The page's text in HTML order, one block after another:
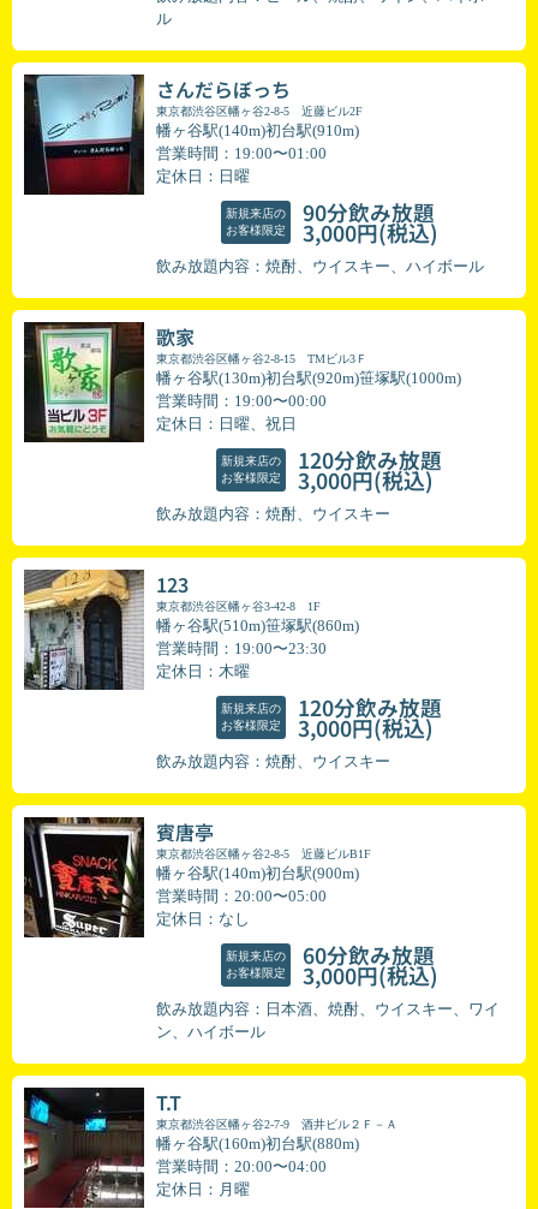
ル
さんだらぼっち
東京都渋谷区幡ヶ谷2-8-5 近藤ビル2F
幡ヶ谷駅(140m)初台駅(910m)
営業時間：19:00〜01:00
定休日：日曜
新規来店の
お客様限定
90分飲み放題
3,000円(税込)
飲み放題内容：焼酎、ウイスキー、ハイボール
歌家
東京都渋谷区幡ヶ谷2-8-15 TMビル3Ｆ
幡ヶ谷駅(130m)初台駅(920m)笹塚駅(1000m)
営業時間：19:00〜00:00
定休日：日曜、祝日
新規来店の
お客様限定
120分飲み放題
3,000円(税込)
飲み放題内容：焼酎、ウイスキー
123
東京都渋谷区幡ヶ谷3-42-8 1F
幡ヶ谷駅(510m)笹塚駅(860m)
営業時間：19:00〜23:30
定休日：木曜
新規来店の
お客様限定
120分飲み放題
3,000円(税込)
飲み放題内容：焼酎、ウイスキー
賓唐亭
東京都渋谷区幡ヶ谷2-8-5 近藤ビルB1F
幡ヶ谷駅(140m)初台駅(900m)
営業時間：20:00〜05:00
定休日：なし
新規来店の
お客様限定
60分飲み放題
3,000円(税込)
飲み放題内容：日本酒、焼酎、ウイスキー、ワイ
ン、ハイボール
T.T
東京都渋谷区幡ヶ谷2-7-9 酒井ビル２Ｆ－Ａ
幡ヶ谷駅(160m)初台駅(880m)
営業時間：20:00〜04:00
定休日：月曜